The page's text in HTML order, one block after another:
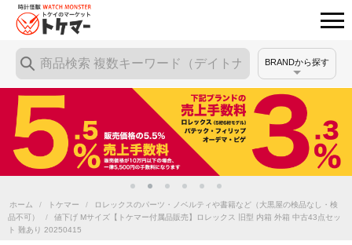
BRANDから探す
ホーム / トケマー /
ロレックスのパーツ・ノベルティや書籍など（大黒屋の検品なし・検
品不可）
/
値下げ Mサイズ【トケマー付属品販売】ロレックス 旧型 内箱 外箱 中古43点セッ
ト 難あり 20250415